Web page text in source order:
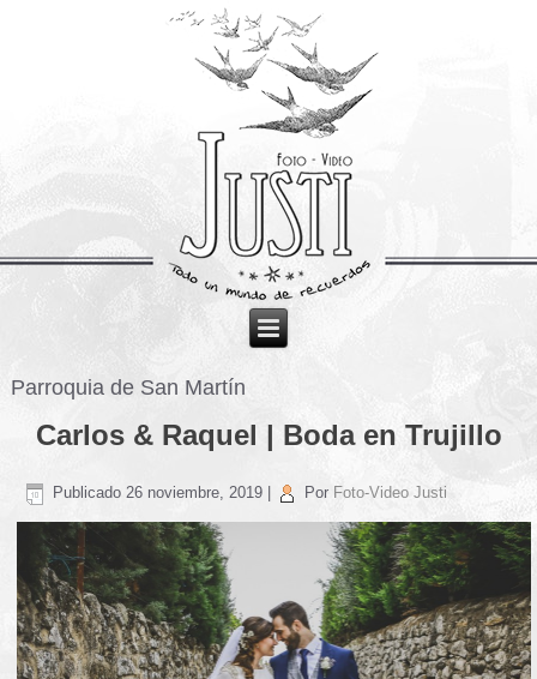
Parroquia de San Martín
Carlos & Raquel | Boda en Trujillo
Publicado 26 noviembre, 2019 Por Foto-Video Justi